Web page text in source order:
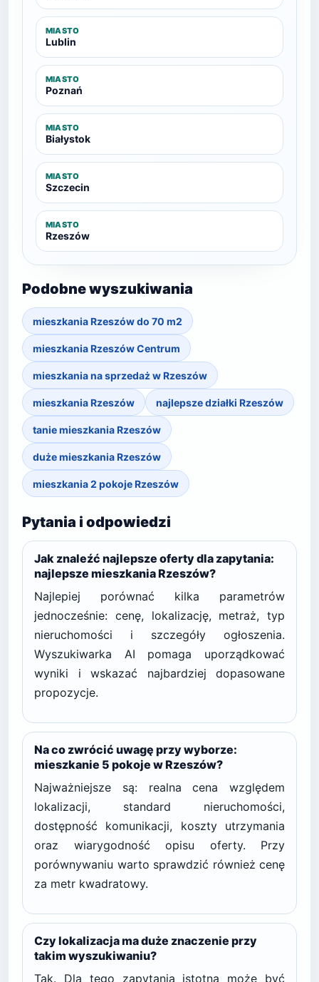
MIASTO
Lublin
MIASTO
Poznań
MIASTO
Białystok
MIASTO
Szczecin
MIASTO
Rzeszów
Podobne wyszukiwania
mieszkania Rzeszów do 70 m2
mieszkania Rzeszów Centrum
mieszkania na sprzedaż w Rzeszów
mieszkania Rzeszów najlepsze działki Rzeszów
tanie mieszkania Rzeszów
duże mieszkania Rzeszów
mieszkania 2 pokoje Rzeszów
Pytania i odpowiedzi
Jak znaleźć najlepsze oferty dla zapytania:
najlepsze mieszkania Rzeszów?
Najlepiej porównać kilka parametrów
jednocześnie: cenę, lokalizację, metraż, typ
nieruchomości i szczegóły ogłoszenia.
Wyszukiwarka AI pomaga uporządkować
wyniki i wskazać najbardziej dopasowane
propozycje.
Na co zwrócić uwagę przy wyborze:
mieszkanie 5 pokoje w Rzeszów?
Najważniejsze są: realna cena względem
lokalizacji, standard nieruchomości,
dostępność komunikacji, koszty utrzymania
oraz wiarygodność opisu oferty. Przy
porównywaniu warto sprawdzić również cenę
za metr kwadratowy.
Czy lokalizacja ma duże znaczenie przy
takim wyszukiwaniu?
Tak. Dla tego zapytania istotna może być